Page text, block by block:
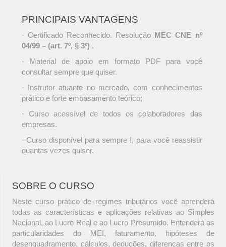
PRINCIPAIS VANTAGENS
· Certificado Reconhecido. Resolução MEC CNE nº
04/99 – (art. 7º, § 3º) .
· Material de apoio em formato PDF para você
consultar sempre que quiser.
· Instrutor atuante no mercado, com conhecimentos
prático e forte embasamento teórico;
· Curso acessível de todos os colaboradores das
empresas.
· Curso disponível para sempre !, para você reassistir
quantas vezes quiser.
SOBRE O CURSO
Neste curso prático de regimes tributários você aprenderá
todas as características e aplicações relativas ao Simples
Nacional, ao Lucro Real e ao Lucro Presumido. Entenderá as
particularidades do MEI, faturamento, hipóteses de
desenquadramento, cálculos, deduções, diferenças entre os